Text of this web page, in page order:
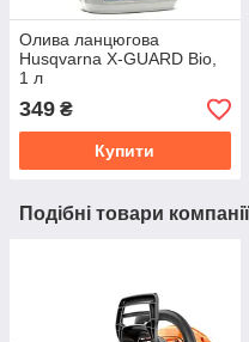
Олива ланцюгова
Husqvarna X-GUARD Bio,
1 л
349 ₴
Купити
Подібні товари компанії